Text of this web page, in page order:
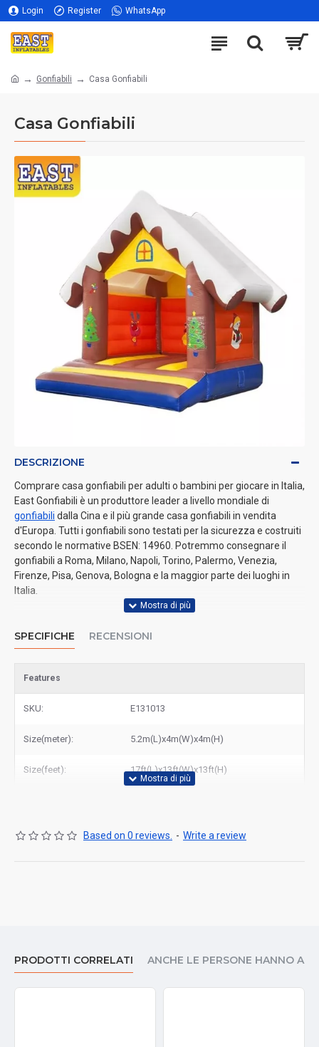
Login Register WhatsApp
Gonfiabili Casa Gonfiabili
Casa Gonfiabili
DESCRIZIONE
Comprare casa gonfiabili per adulti o bambini per giocare in Italia,
East Gonfiabili è un produttore leader a livello mondiale di
gonfiabili dalla Cina e il più grande casa gonfiabili in vendita
d'Europa. Tutti i gonfiabili sono testati per la sicurezza e costruiti
secondo le normative BSEN: 14960. Potremmo consegnare il
gonfiabili a Roma, Milano, Napoli, Torino, Palermo, Venezia,
Firenze, Pisa, Genova, Bologna e la maggior parte dei luoghi in
Italia.
SPECIFICHE RECENSIONI
Features
SKU: E131013
Size(meter): 5.2m(L)x4m(W)x4m(H)
Size(feet): 17ft(L)x13ft(W)x13ft(H)
Based on 0 reviews. - Write a review
PRODOTTI CORRELATI ANCHE LE PERSONE HANNO